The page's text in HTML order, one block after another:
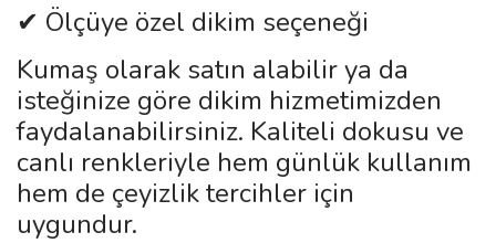
✔ Ölçüye özel dikim seçeneği
Kumaş olarak satın alabilir ya da
isteğinize göre dikim hizmetimizden
faydalanabilirsiniz. Kaliteli dokusu ve
canlı renkleriyle hem günlük kullanım
hem de çeyizlik tercihler için
uygundur.